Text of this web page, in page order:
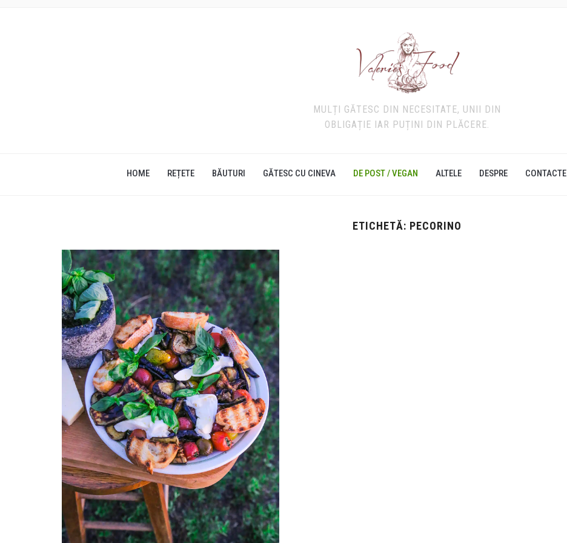
MULȚI GĂTESC DIN NECESITATE, UNII DIN
OBLIGAȚIE IAR PUȚINI DIN PLĂCERE.
HOME REȚETE BĂUTURI GĂTESC CU CINEVA DE POST / VEGAN ALTELE DESPRE CONTACTE
ETICHETĂ: PECORINO